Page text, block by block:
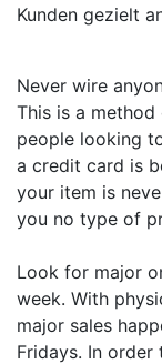
Kunden gezielt
Never wire
This is a
people looking
a credit card is
your item is
you no type of
Look for major
week. With
major sales
Fridays. In